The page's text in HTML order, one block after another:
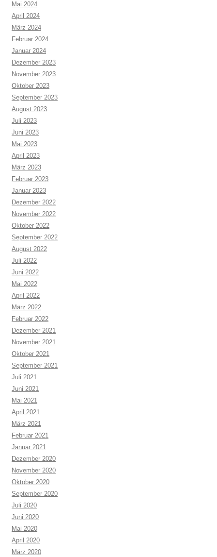
Mai 2024
April 2024
März 2024
Februar 2024
Januar 2024
Dezember 2023
November 2023
Oktober 2023
September 2023
August 2023
Juli 2023
Juni 2023
Mai 2023
April 2023
März 2023
Februar 2023
Januar 2023
Dezember 2022
November 2022
Oktober 2022
September 2022
August 2022
Juli 2022
Juni 2022
Mai 2022
April 2022
März 2022
Februar 2022
Dezember 2021
November 2021
Oktober 2021
September 2021
Juli 2021
Juni 2021
Mai 2021
April 2021
März 2021
Februar 2021
Januar 2021
Dezember 2020
November 2020
Oktober 2020
September 2020
Juli 2020
Juni 2020
Mai 2020
April 2020
März 2020